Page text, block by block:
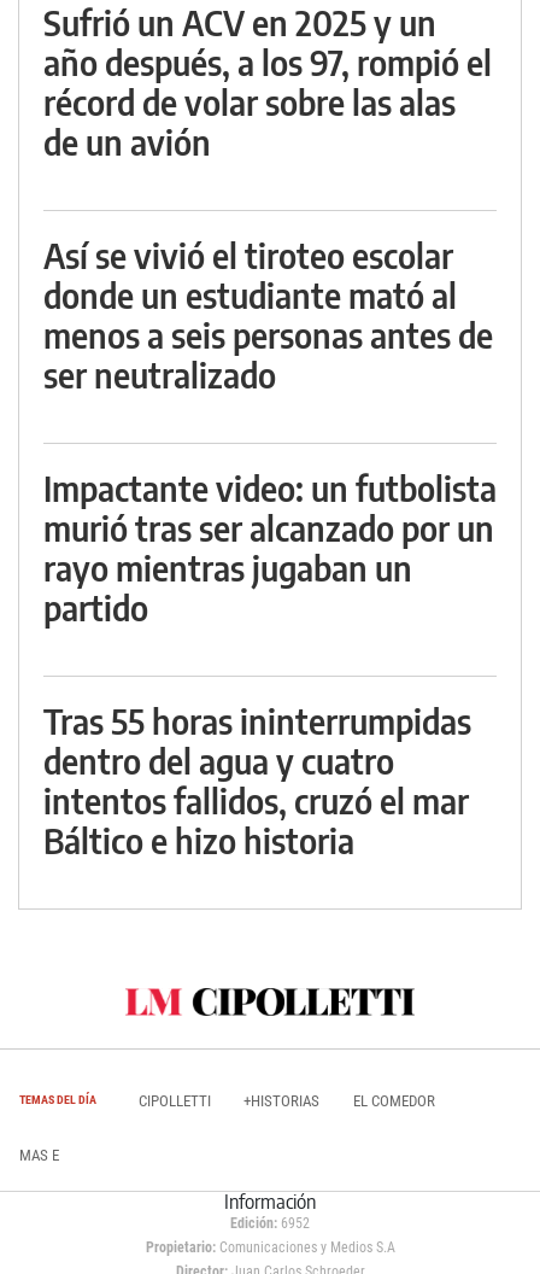
Sufrió un ACV en 2025 y un
año después, a los 97, rompió el
récord de volar sobre las alas
de un avión
Así se vivió el tiroteo escolar
donde un estudiante mató al
menos a seis personas antes de
ser neutralizado
Impactante video: un futbolista
murió tras ser alcanzado por un
rayo mientras jugaban un
partido
Tras 55 horas ininterrumpidas
dentro del agua y cuatro
intentos fallidos, cruzó el mar
Báltico e hizo historia
TEMAS DEL DÍA CIPOLLETTI +HISTORIAS EL COMEDOR
MAS E
Información
Edición: 6952
Propietario:Comunicaciones y Medios S.A